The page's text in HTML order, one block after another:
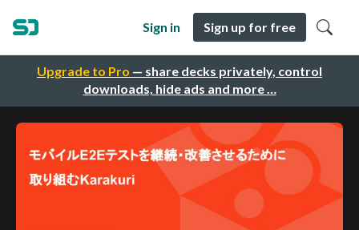
Upgrade to Pro — share decks privately, control
downloads, hide ads and more …
Sign in Sign up for free